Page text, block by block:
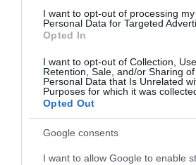
I want to opt-out of processing my
Personal Data for Targeted
Opted In
I want to opt-out of Collection, Use,
Retention, Sale, and/or Sharing
Personal Data that Is Unrelated
Purposes for which it was
Opted Out
Google consents
I want to allow Google to enable
βγείτε έξω, μην ξεχάσετε
φορέσετε
γυαλιά ηλίου
μειώσουν την έκθεση των
στους ρύπους.
Να μένετε σε